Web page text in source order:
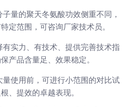
子量的聚天冬氨酸功效侧重不同，
定范围，可咨询厂家技术员。
有实力、有技术、提供完善技术指
保产品含量足、效果稳定。
量使用前，可进行小范围的对比试
、提效的卓越表现。